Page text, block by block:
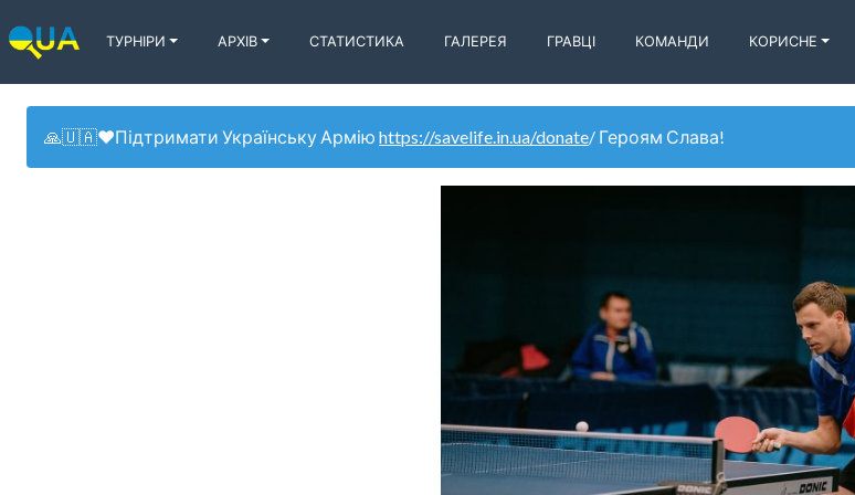
ТУРНІРИ АРХІВ СТАТИСТИКА ГАЛЕРЕЯ ГРАВЦІ КОМАНДИ КОРИСНЕ
🙏🇺🇦❤️Підтримати Українську Армію https://savelife.in.ua/donate/ Героям Слава!